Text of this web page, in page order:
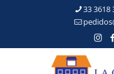
33 3618